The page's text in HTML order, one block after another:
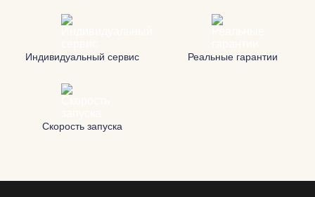
Индивидуальный сервис Реальные гарантии
Скорость запуска